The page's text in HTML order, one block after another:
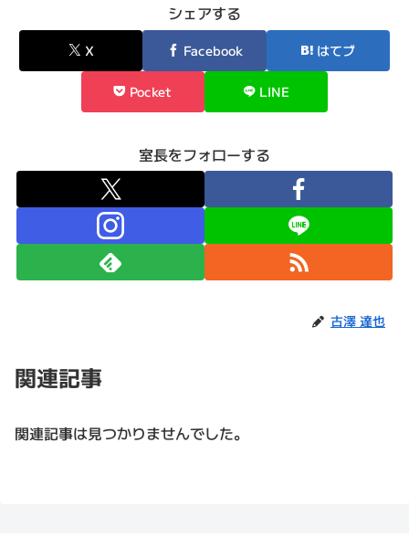
シェアする
X Facebook はてブ
Pocket LINE
室長をフォローする
古澤 達也
関連記事
関連記事は見つかりませんでした。